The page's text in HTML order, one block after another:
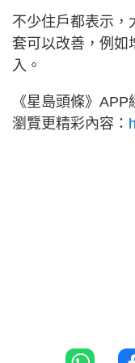
不少住戶都表示，
套可以改善，例如
入。
《星島頭條》
瀏覽更精彩內容：